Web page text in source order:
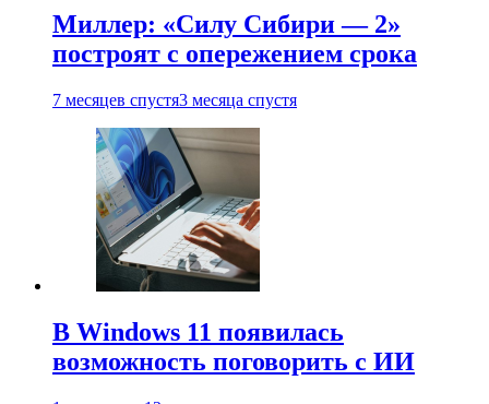
Миллер: «Силу Сибири — 2»
построят с опережением срока
7 месяцев спустя3 месяца спустя
В Windows 11 появилась
возможность поговорить с ИИ